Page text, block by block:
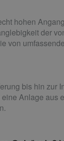
hohen
der
von
bis hin zur
Anlage aus